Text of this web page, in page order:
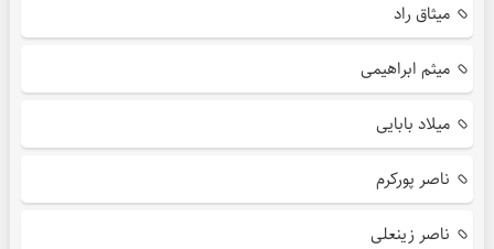
میثاق راد
میثم ابراهیمی
میلاد بابایی
ناصر پورکرم
ناصر زینعلی